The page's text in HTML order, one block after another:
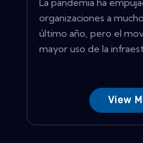
La pandemia ha
organizaciones a
último año, pero el
mayor uso de la
View